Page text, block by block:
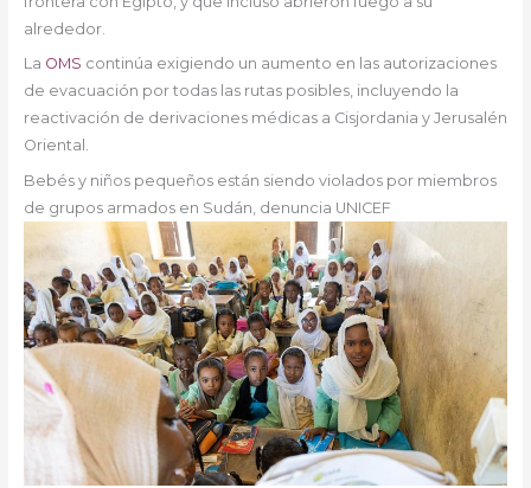
alrededor.
La OMS continúa exigiendo un aumento en las autorizaciones
de evacuación por todas las rutas posibles, incluyendo la
reactivación de derivaciones médicas a Cisjordania y Jerusalén
Oriental.
Bebés y niños pequeños están siendo violados por miembros
de grupos armados en Sudán, denuncia UNICEF